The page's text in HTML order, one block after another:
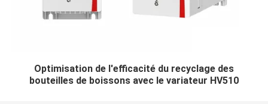
Optimisation de l'efficacité du recyclage des
bouteilles de boissons avec le variateur HV510